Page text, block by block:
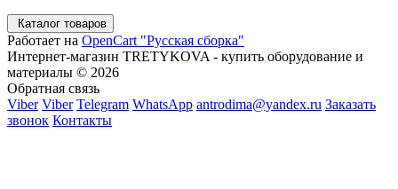
Каталог товаров
Работает на OpenCart "Русская сборка"
Интернет-магазин TRETYKOVA - купить оборудование и
материалы © 2026
Обратная связь
Viber Viber Telegram WhatsApp antrodima@yandex.ru Заказать
звонок Контакты